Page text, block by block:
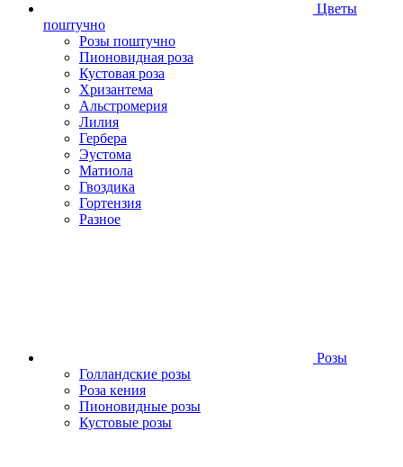
Цветы
поштучно
Розы поштучно
Пионовидная роза
Кустовая роза
Хризантема
Альстромерия
Лилия
Гербера
Эустома
Матиола
Гвоздика
Гортензия
Разное
Розы
Голландские розы
Роза кения
Пионовидные розы
Кустовые розы